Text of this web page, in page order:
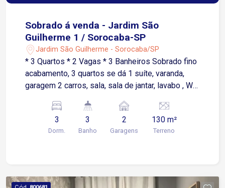
Sobrado á venda - Jardim São
Guilherme 1 / Sorocaba-SP
Jardim São Guilherme - Sorocaba/SP
* 3 Quartos * 2 Vagas * 3 Banheiros Sobrado fino
acabamento, 3 quartos se dá 1 suíte, varanda,
garagem 2 carros, sala, sala de jantar, lavabo , WC
gourmet, alarme , cerca elétrica, câmera, portão
automático.
3
Dorm.
3
Banho
2
Garagens
130 m²
Terreno